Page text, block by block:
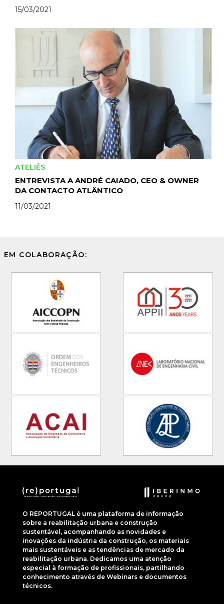
15/03/2021
ATELIÊS
ENTREVISTA A ANDRÉ CAIADO, CEO & OWNER
DA CONTACTO ATLÂNTICO
11/03/2021
EM COLABORAÇÃO:
O REPORTUGAL é uma plataforma de informação
sobre a reabilitação urbana e construção
sustentável, acompanhando as novidades e
inovações da indústria da construção, os materiais
mais sustentáveis e as tendências de mercado da
reabilitação urbana. Dedicamos uma atenção
especial à formação de profissionais, partilhando
conhecimento através de Webinars e documentos
técnicos.